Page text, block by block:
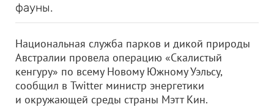
фауны.
Национальная служба парков и дикой природы
Австралии провела операцию «Скалистый
кенгуру» по всему Новому Южному Уэльсу,
сообщил в Twitter министр энергетики
и окружающей среды страны Мэтт Кин.